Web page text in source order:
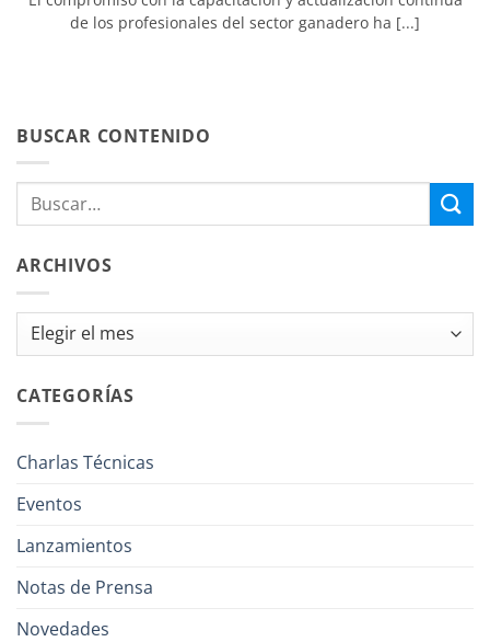
de los profesionales del sector ganadero ha [...]
BUSCAR CONTENIDO
ARCHIVOS
Archivos
CATEGORÍAS
Charlas Técnicas
Eventos
Lanzamientos
Notas de Prensa
Novedades